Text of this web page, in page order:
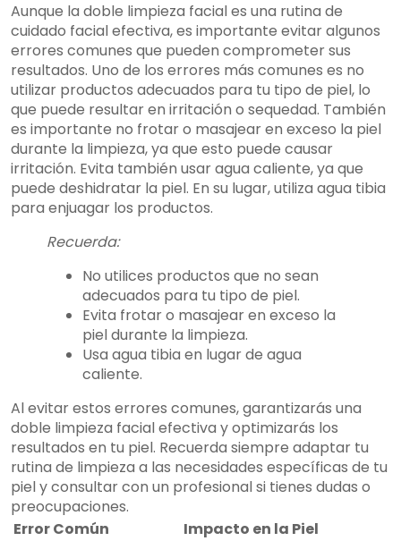
Aunque la doble limpieza facial es una rutina de
cuidado facial efectiva, es importante evitar algunos
errores comunes que pueden comprometer sus
resultados. Uno de los errores más comunes es no
utilizar productos adecuados para tu tipo de piel, lo
que puede resultar en irritación o sequedad. También
es importante no frotar o masajear en exceso la piel
durante la limpieza, ya que esto puede causar
irritación. Evita también usar agua caliente, ya que
puede deshidratar la piel. En su lugar, utiliza agua tibia
para enjuagar los productos.
Recuerda:
No utilices productos que no sean
adecuados para tu tipo de piel.
Evita frotar o masajear en exceso la
piel durante la limpieza.
Usa agua tibia en lugar de agua
caliente.
Al evitar estos errores comunes, garantizarás una
doble limpieza facial efectiva y optimizarás los
resultados en tu piel. Recuerda siempre adaptar tu
rutina de limpieza a las necesidades específicas de tu
piel y consultar con un profesional si tienes dudas o
preocupaciones.
Error Común
Impacto en la Piel